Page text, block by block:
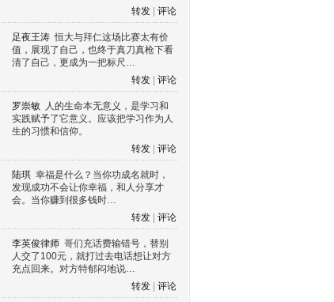
转发
评论
足夜王涛 恒大与拜仁这场比赛太有价
值，展现了自己，也终于真刀真枪下看
清了自己，更成为一把标尺…
转发
评论
罗崇敏 人的生命本无意义，是学习和
实践赋予了它意义。应该把学习作为人
生的习惯和信仰。
转发
评论
陆琪 幸福是什么？当你功成名就时，
发现成功不会让你幸福，和人分享才
会。当你赚到很多钱时…
转发
评论
李英俊律师 哥们充话费输错号，替别
人交了100元，就打过去电话想让对方
充点回来。对方特郁闷地说…
转发
评论